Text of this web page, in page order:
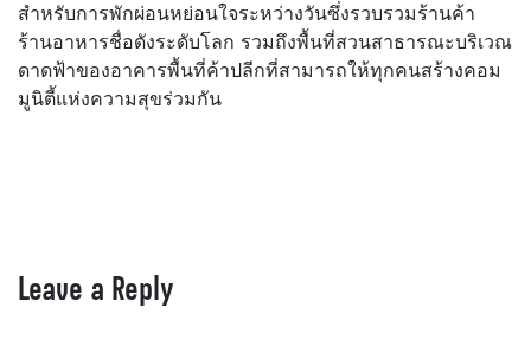
สำหรับการพักผ่อนหย่อนใจระหว่างวันซึ่งรวบรวมร้านค้า
ร้านอาหารชื่อดังระดับโลก รวมถึงพื้นที่สวนสาธารณะบริเวณ
ดาดฟ้าของอาคารพื้นที่ค้าปลีกที่สามารถให้ทุกคนสร้างคอม
มูนิตี้แห่งความสุขร่วมกัน
Leave a Reply